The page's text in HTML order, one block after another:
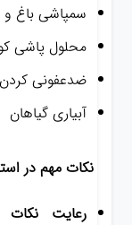
سمپاشی باغ و
محلول پاشی
ضدعفونی
آبیاری گیاهان
نکات مهم در
رعایت نکات